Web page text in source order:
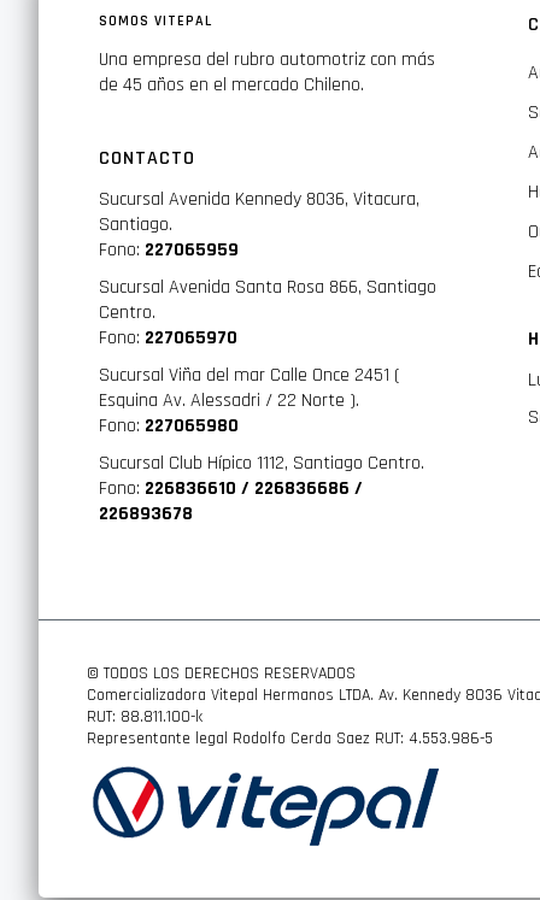
Sistema de tensado automático: evita tener que detener
Excelente adherencia a la carretera sobre nieve y hielo.
1par por caja con guantes de plásticos incluidos. Son
Se instala en minutos sin mover el coche, incluye
Certificaciones: O-Norm 5117,CUNA, TUV
Compatibilidad con Neumáticos:
235/70/15, 235/60/16, 245/55/16, 225/60/17, 235/55/17,
265/30/20, 205/55/19, 225/45/19, 255/35/19
SOMOS VITEPAL
Una empresa del rubro automotriz con más
de 45 años en el mercado Chileno.
CONTACTO
Sucursal Avenida Kennedy 8036, Vitacura,
Santiago.
Fono: 227065959
Sucursal Avenida Santa Rosa 866, Santiago
Centro.
Fono: 227065970
Sucursal Viña del mar Calle Once 2451 (
Esquina Av. Alessadri / 22 Norte ).
Fono: 227065980
Sucursal Club Hípico 1112, Santiago Centro.
Fono: 226836610 / 226836686 /
226893678
© TODOS LOS DERECHOS RESERVADOS
Comercializadora Vitepal Hermanos LTDA. Av. Kennedy 8036
RUT: 88.811.100-k
Representante legal Rodolfo Cerda Saez RUT: 4.553.986-5